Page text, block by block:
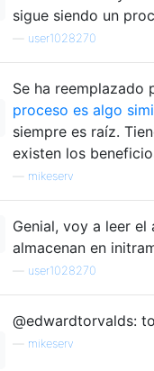
sigue siendo un
user1028270
Se ha reemplazado
proceso es algo
siempre es raíz.
existen los
mikeserv
Genial, voy a leer
almacenan en
user1028270
@edwardtorvalds:
mikeserv